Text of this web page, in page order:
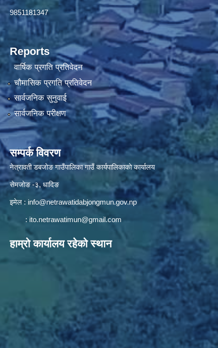
9851181347
Reports
वार्षिक प्रगति प्रतिवेदन
चौमासिक प्रगति प्रतिवेदन
सार्वजनिक सुनुवाई
सार्वजनिक परीक्षण
सम्पर्क विवरण
नेत्रावती डबजाेङ गाउँपालिका गाउँ कार्यपालिकाकाे कार्यालय
सेमजाेङ -३, धादिङ
इमेल : info@netrawatidabjongmun.gov.np
: ito.netrawatimun@gmail.com
हाम्राे कार्यालय रहेकाे स्थान